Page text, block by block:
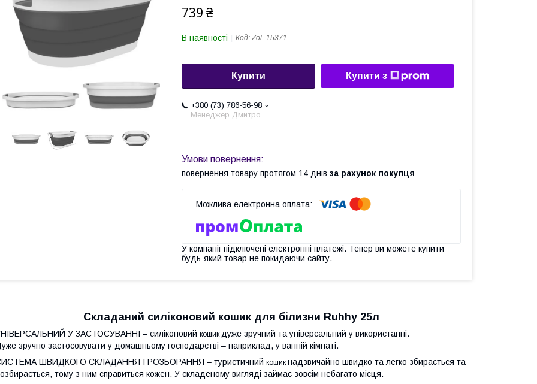
739 ₴
В наявності Код: Zol -15371
Купити Купити з
+380 (73) 786-56-98
Менеджер Дмитро
повернення товару протягом 14 днів за рахунок покупця
У компанії підключені електронні платежі. Тепер ви можете купити
будь-який товар не покидаючи сайту.
Складаний силіконовий кошик для білизни Ruhhy 25л
У ЗАСТОСУВАННІ – силіконовий кошик дуже зручний та універсальний у використанні.
зручно застосовувати у домашньому господарстві – наприклад, у ванній кімнаті.
ШВИДКОГО СКЛАДАННЯ І РОЗБОРАННЯ – туристичний кошикнадзвичайно швидко та легко збирається та
тому з ним справиться кожен. У складеному вигляді займає зовсім небагато місця.